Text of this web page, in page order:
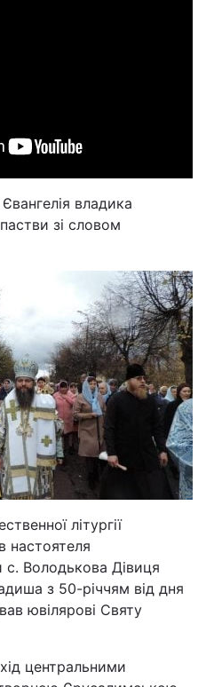
владика
зі словом
літургії
настоятеля
с. Володькова Дівиця
з 50-річчям від дня
ювілярові Святу
центральними